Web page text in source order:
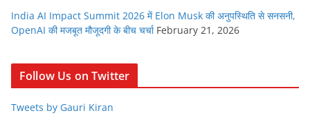
India AI Impact Summit 2026 में Elon Musk की अनुपस्थिति से सनसनी,
OpenAI की मजबूत मौजूदगी के बीच चर्चा February 21, 2026
Follow Us on Twitter
Tweets by Gauri Kiran